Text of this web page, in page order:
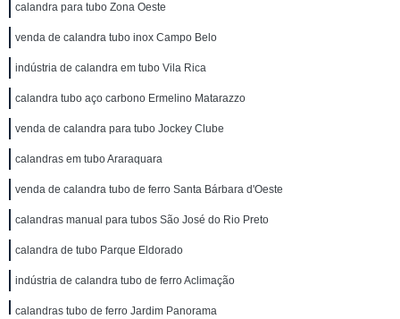
calandra para tubo Zona Oeste
venda de calandra tubo inox Campo Belo
indústria de calandra em tubo Vila Rica
calandra tubo aço carbono Ermelino Matarazzo
venda de calandra para tubo Jockey Clube
calandras em tubo Araraquara
venda de calandra tubo de ferro Santa Bárbara d'Oeste
calandras manual para tubos São José do Rio Preto
calandra de tubo Parque Eldorado
indústria de calandra tubo de ferro Aclimação
calandras tubo de ferro Jardim Panorama